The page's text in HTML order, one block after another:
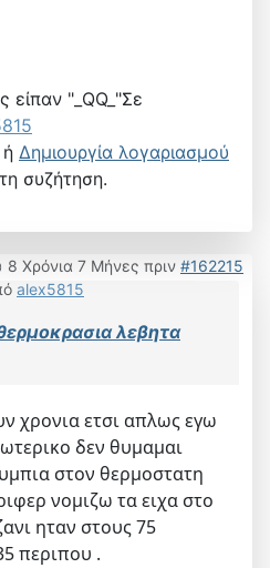
είπαν "_QQ_"Σε
ή Δημιουργία λογαριασμού
συζήτηση.
8 Χρόνια 7 Μήνες πριν #162215
alex5815
λεβητα
χρονια ετσι απλως εγω
δεν θυμαμαι
στον θερμοστατη
νομιζω τα ειχα στο
ηταν στους 75
περιπου .